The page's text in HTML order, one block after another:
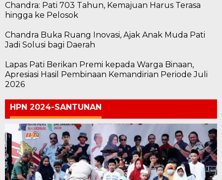
Chandra: Pati 703 Tahun, Kemajuan Harus Terasa
hingga ke Pelosok
Chandra Buka Ruang Inovasi, Ajak Anak Muda Pati
Jadi Solusi bagi Daerah
Lapas Pati Berikan Premi kepada Warga Binaan,
Apresiasi Hasil Pembinaan Kemandirian Periode Juli
2026
HPN 2024-SANTUNAN